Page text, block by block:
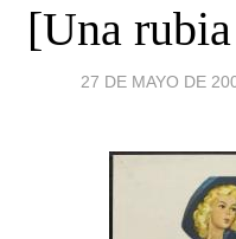
[Una
27 DE MAYO DE